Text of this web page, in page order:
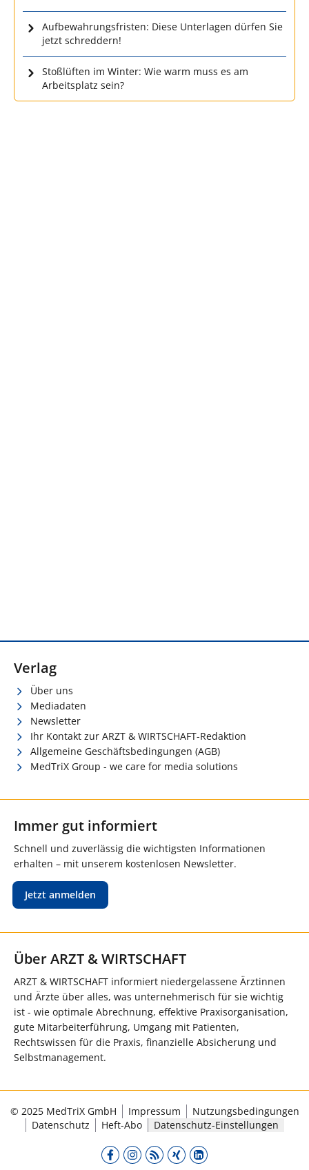
Aufbewahrungsfristen: Diese Unterlagen dürfen Sie
jetzt schreddern!
Stoßlüften im Winter: Wie warm muss es am
Arbeitsplatz sein?
Verlag
Über uns
Mediadaten
Newsletter
Ihr Kontakt zur ARZT & WIRTSCHAFT-Redaktion
Allgemeine Geschäftsbedingungen (AGB)
MedTriX Group - we care for media solutions
Immer gut informiert
Schnell und zuverlässig die wichtigsten Informationen
erhalten – mit unserem kostenlosen Newsletter.
Jetzt anmelden
Über ARZT & WIRTSCHAFT
ARZT & WIRTSCHAFT informiert niedergelassene Ärztinnen
und Ärzte über alles, was unternehmerisch für sie wichtig
ist - wie optimale Abrechnung, effektive Praxisorganisation,
gute Mitarbeiterführung, Umgang mit Patienten,
Rechtswissen für die Praxis, finanzielle Absicherung und
Selbstmanagement.
© 2025 MedTriX GmbH Impressum
Nutzungsbedingungen
Datenschutz
Heft-Abo Datenschutz-Einstellungen